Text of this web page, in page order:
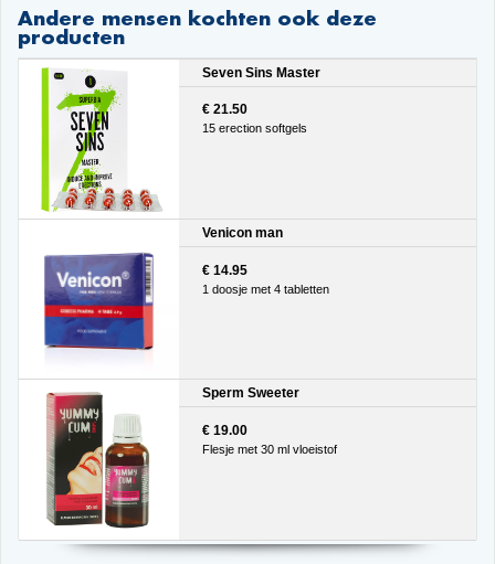
Andere mensen kochten ook deze
producten
Seven Sins Master
€ 21.50
15 erection softgels
Venicon man
€ 14.95
1 doosje met 4 tabletten
Sperm Sweeter
€ 19.00
Flesje met 30 ml vloeistof